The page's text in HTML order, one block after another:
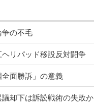
の不毛
リパッド移設反対闘争
面勝訴」の意義
却下は訴訟戦術の失敗か